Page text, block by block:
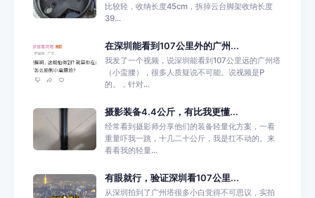
比较轻，收纳长度45cm，拆掉云台脚架收纳长度
39...
在深圳能看到107公里外的广州...
我发了一个视频，说深圳能看到107公里远的广州塔
（小蛮腰），很多人质疑说不可能。说视频是P
的。，针对...
摄影装备4.4公斤，有比我更懂...
经常看到摄影师分享他们的装备轻量化方案，一看
重量吓我一跳，十几二十公斤，我是扛不动的。来
看看我的轻量...
有眼就行，验证深圳看107公里...
从深圳拍到了广州塔很多小白觉得不可思议，实拍